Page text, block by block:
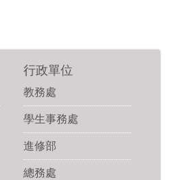
行政單位
教務處
學生事務處
進修部
總務處